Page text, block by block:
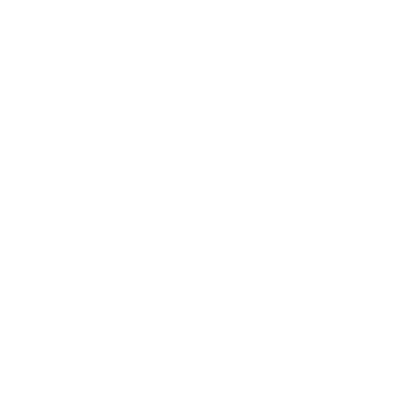
です。
ありません。
です。